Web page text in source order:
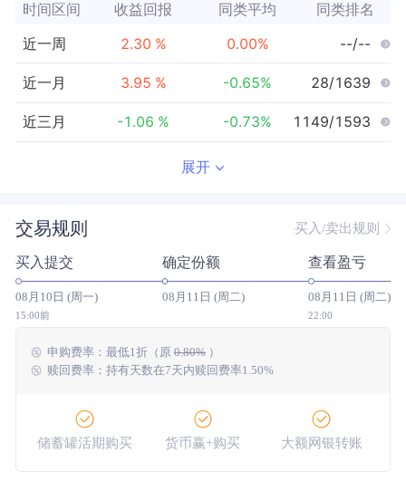
时间区间 收益回报 同类平均 同类排名
近一周 2.30 % 0.00% --/--
近一月 3.95 % -0.65% 28/1639
近三月 -1.06 % -0.73% 1149/1593
近三年 58/871
近五年 19.57% 13.28% 154/569
今年以来 12/1446
成立以来 45.11%
展开
交易规则 买入/卖出规则
买入提交
08月10日 (周一)
15:00前
确定份额
08月11日 (周二)
查看盈亏
08月11日 (周二)
22:00
申购费率： 最低1折（原 0.80%）
赎回费率：持有天数在7天内赎回费率1.50%
储蓄罐活期购买 货币赢+购买 大额网银转账